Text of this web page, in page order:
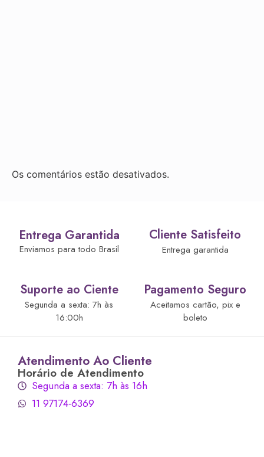
Os comentários estão desativados.
Entrega Garantida
Enviamos para todo Brasil
Cliente Satisfeito
Entrega garantida
Suporte ao Ciente
Segunda a sexta: 7h às
16:00h
Pagamento Seguro
Aceitamos cartão, pix e
boleto
Atendimento Ao Cliente
Horário de Atendimento
Segunda a sexta: 7h às 16h
11 97174-6369